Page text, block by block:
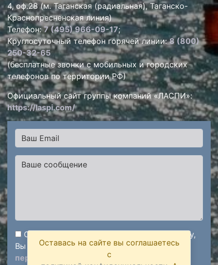
4, оф.28 (м. Таганская (радиальная), Таганско-
Краснопресненская линия)
Телефон:7 (495) 966-09-17;
Круглосуточный телефон горячей линии:8 (800)
250-32-65
(бесплатные звонки с мобильных и городских
телефонов по территории РФ)
Официальный сайт группы компаний «ЛАСПИ»:
https://laspi.com/
Отправляя сообщение через данную форму,
Вы подтверждаетесогласие на обработку
персональных данных
Оставась на сайте вы соглашаетесь
с